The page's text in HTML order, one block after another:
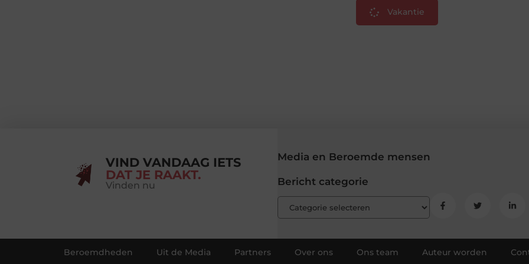
Vakantie
VIND VANDAAG IETS
DAT JE RAAKT.
Vinden nu
Media en Beroemde mensen
Bericht categorie
Beroemdheden Uit de Media Partners Over ons Ons team Auteur worden